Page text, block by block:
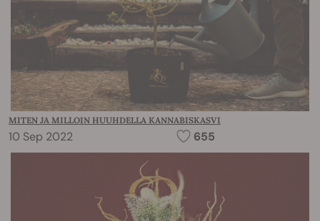
MITEN JA MILLOIN HUUHDELLA KANNABISKASVI
10 Sep 2022 655